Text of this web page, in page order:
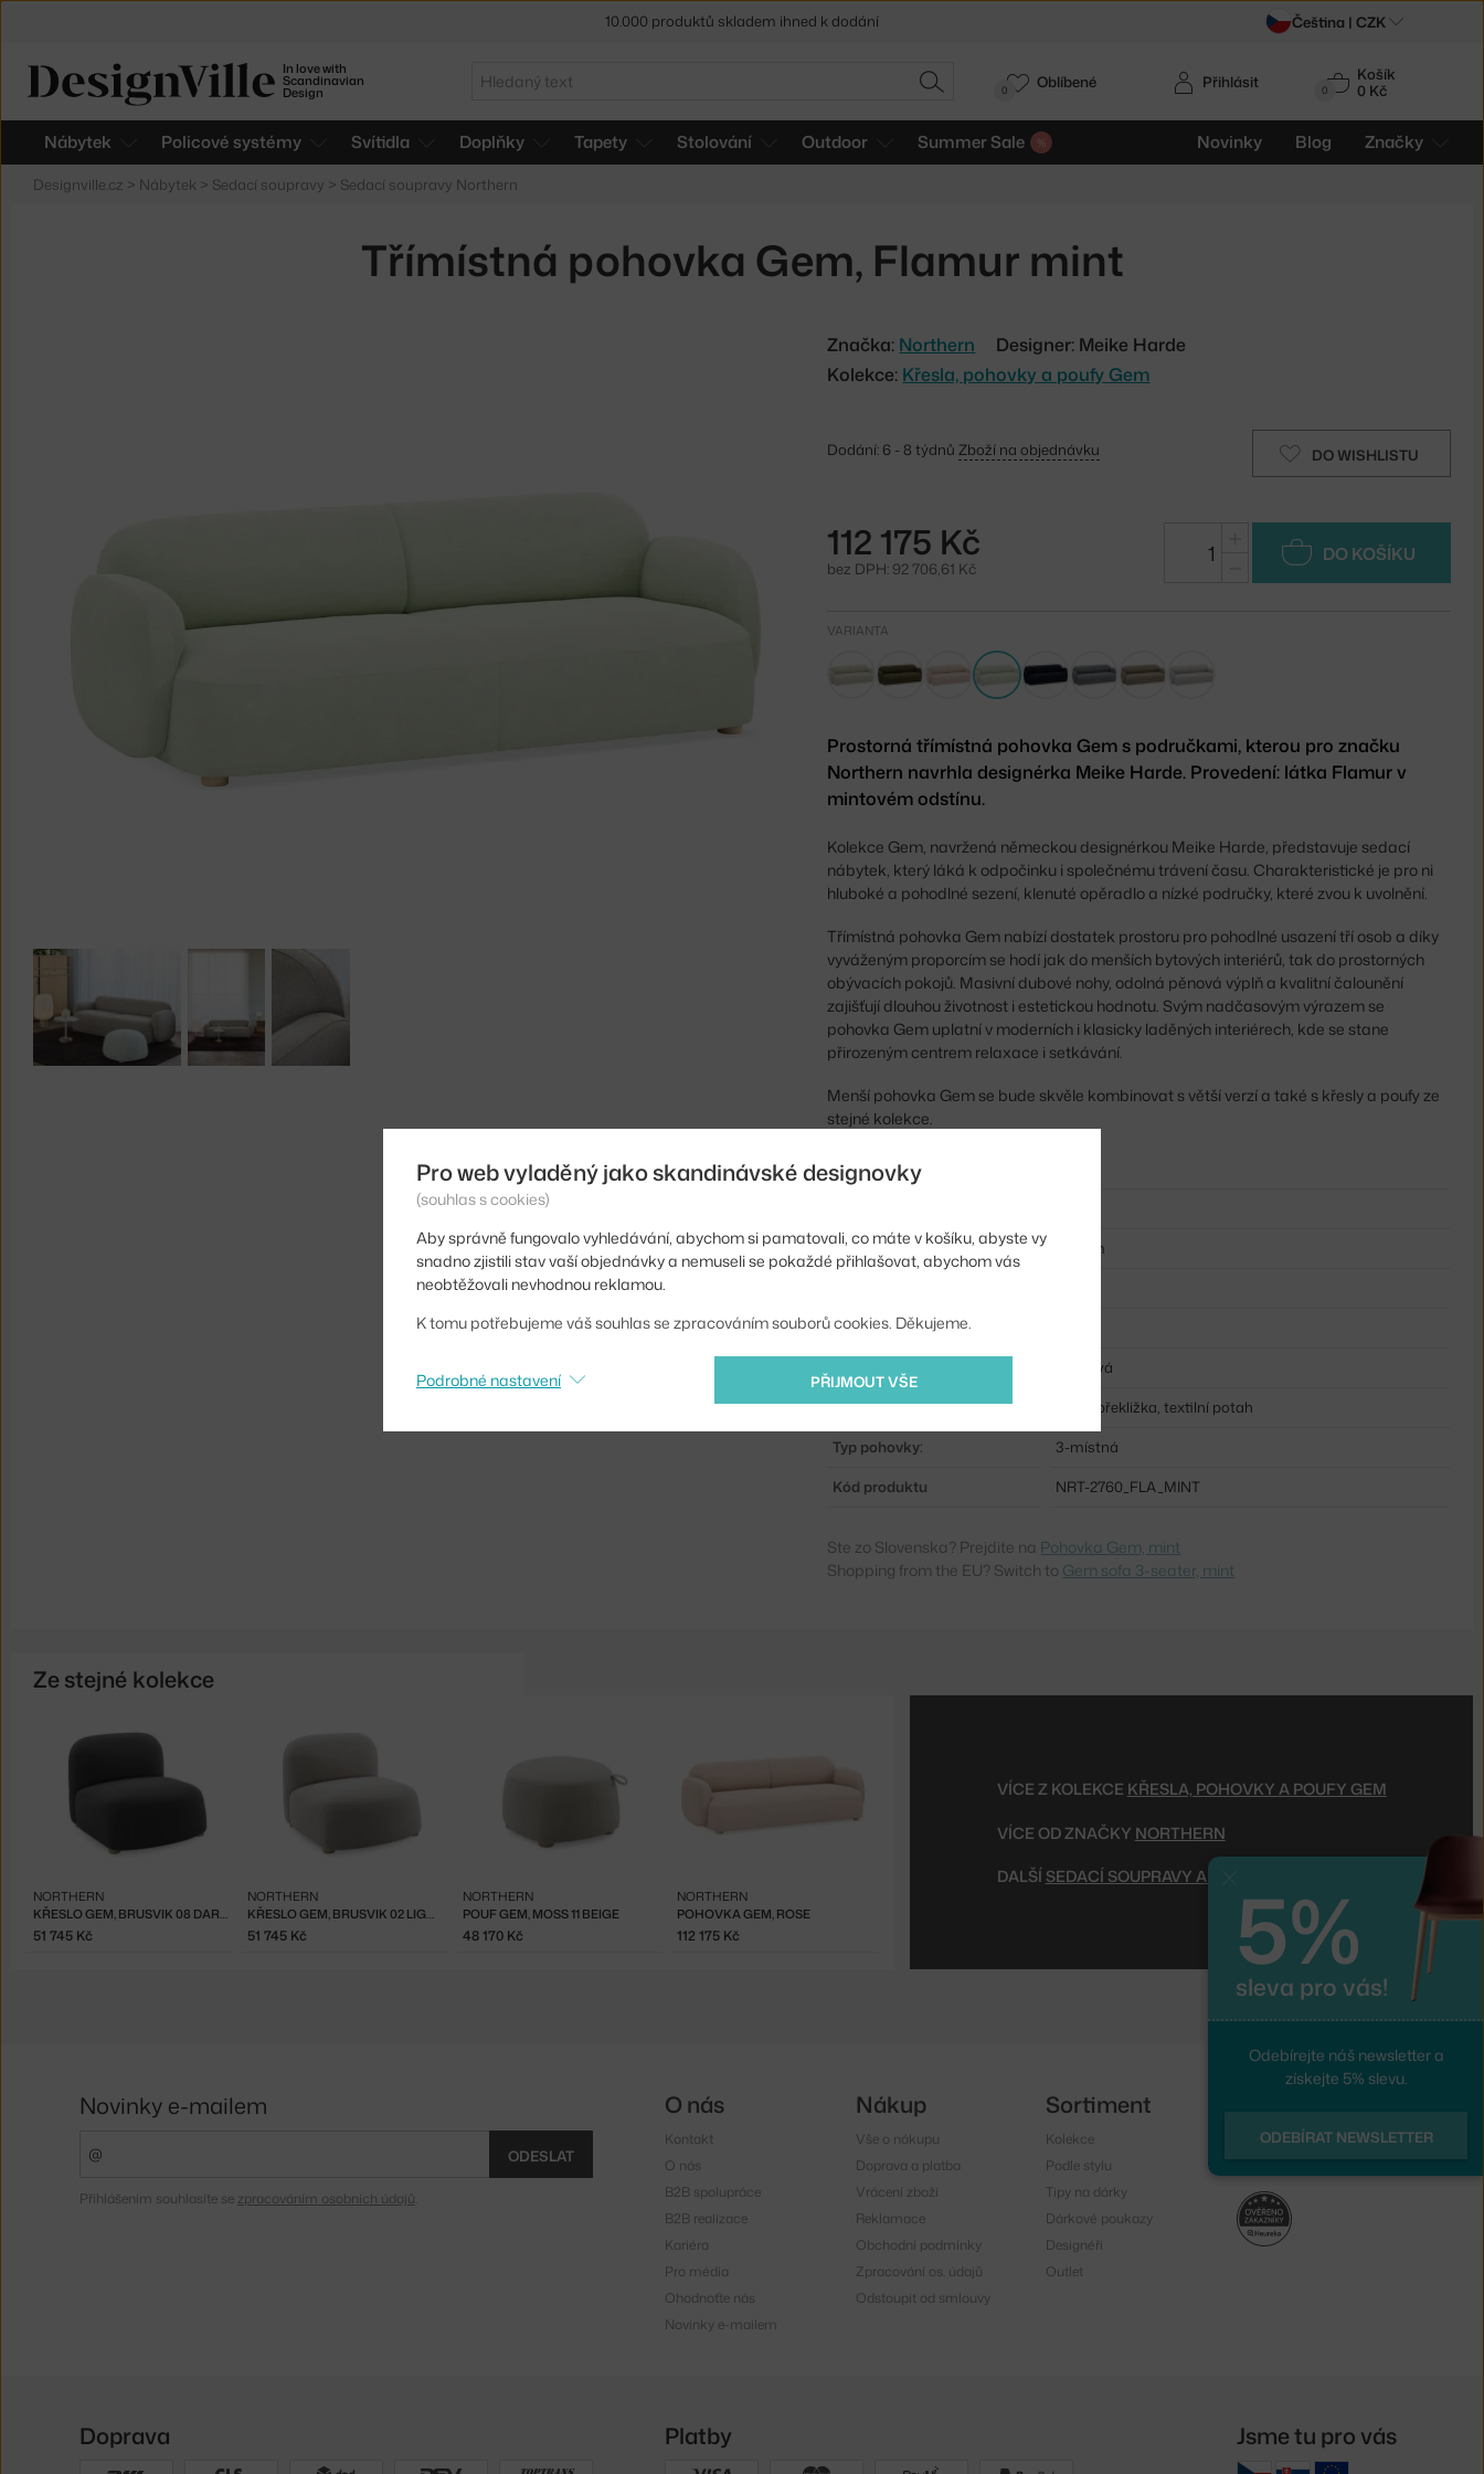
In love with
Scandinavian
Design
Hledat
HLEDAT 0
Košík
0 Kč
Nábytek Policové systémy Svítidla Doplňky Tapety Stolování Outdoor Summer Sale Novinky Blog Značky
Přihlásit
0 Oblíbené
Designville.cz > Nábytek > Sedací soupravy > Sedací soupravy Northern
Třímístná pohovka Gem, Flamur mint
Značka: Northern
Designer: Meike Harde
Kolekce: Křesla, pohovky a poufy Gem
DO WISHLISTU
Dodání: 6 - 8 týdnůZboží na objednávku
112 175 Kč
bez DPH: 92 706,61 Kč
DO KOŠÍKU
VARIANTA
Prostorná třímístná pohovka Gem s područkami, kterou pro značku
Northern navrhla designérka Meike Harde. Provedení: látka Flamur v
mintovém odstínu.
Kolekce Gem, navržená německou designérkou Meike Harde, představuje sedací
nábytek, který láká k odpočinku i společnému trávení času. Charakteristické je pro ni
hluboké a pohodlné sezení, klenuté opěradlo a nízké područky, které zvou k uvolnění.
Třímístná pohovka Gem nabízí dostatek prostoru pro pohodlné usazení tří osob a díky
vyváženým proporcím se hodí jak do menších bytových interiérů, tak do prostorných
obývacích pokojů. Masivní dubové nohy, odolná pěnová výplň a kvalitní čalounění
zajišťují dlouhou životnost i estetickou hodnotu. Svým nadčasovým výrazem se
pohovka Gem uplatní v moderních i klasicky laděných interiérech, kde se stane
přirozeným centrem relaxace i setkávání.
Menší pohovka Gem se bude skvěle kombinovat s větší verzí a také s křesly a poufy ze
stejné kolekce.
Výška:
Délka:
220 cm
Šířka:
mintová
Materiál:
pěna, překližka, textilní potah
Typ pohovky:
3-místná
Kód produktu
NRT-2760_FLA_MINT
Ste zo Slovenska? Prejdite na Pohovka Gem, mint
Shopping from the EU? Switch to Gem sofa 3-seater, mint
Ze stejné kolekce
KŘESLO GEM, BRUSVIK 08 DARK GREY
NORTHERN
51 745 Kč
KŘESLO GEM, BRUSVIK 02 LIGHT GREY
NORTHERN
51 745 Kč
POUF GEM, MOSS 11 BEIGE
NORTHERN
48 170 Kč
POHOVKA GEM, ROSE
NORTHERN
112 175 Kč
VÍCE Z KOLEKCE KŘESLA, POHOVKY A POUFY GEM
VÍCE OD ZNAČKY NORTHERN
DALŠÍ SEDACÍ SOUPRAVY A POHOVKY
10.000 produktů skladem ihned k dodání Čeština | CZK
Pro web vyladěný jako skandinávské designovky
(souhlas s cookies)
Aby správně fungovalo vyhledávání, abychom si pamatovali, co máte v košíku, abyste vy
snadno zjistili stav vaší objednávky a nemuseli se pokaždé přihlašovat, abychom vás
neobtěžovali nevhodnou reklamou.
K tomu potřebujeme váš souhlas se zpracováním souborů cookies. Děkujeme.
PŘIJMOUT VŠE
Podrobné nastavení
5%
sleva pro vás!
Odebírejte náš newsletter a
získejte 5% slevu.
ODEBÍRAT NEWSLETTER
Novinky e-mailem
ODESLAT
Přihlášením souhlasíte se zpracováním osobních údajů
O nás
Kontakt
O nás
B2B spolupráce
B2B realizace
Kariéra
Pro média
Ohodnoťte nás
Novinky e-mailem
Nákup
Vše o nákupu
Doprava a platba
Vrácení zboží
Reklamace
Obchodní podmínky
Zpracování os. údajů
Odstoupit od smlouvy
Sortiment
Kolekce
Podle stylu
Tipy na dárky
Dárkové poukazy
Designéři
Outlet
Instagram
Doprava Platby Jsme tu pro vás